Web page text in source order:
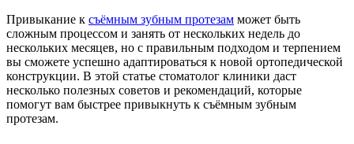
Привыкание к съёмным зубным протезам может быть
сложным процессом и занять от нескольких недель до
нескольких месяцев, но с правильным подходом и терпением
вы сможете успешно адаптироваться к новой ортопедической
конструкции. В этой статье стоматолог клиники даст
несколько полезных советов и рекомендаций, которые
помогут вам быстрее привыкнуть к съёмным зубным
протезам.